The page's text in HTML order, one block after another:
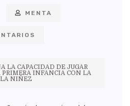
MENTA
LA CAPACIDAD DE JUGAR
PRIMERA INFANCIA CON LA
NIÑEZ